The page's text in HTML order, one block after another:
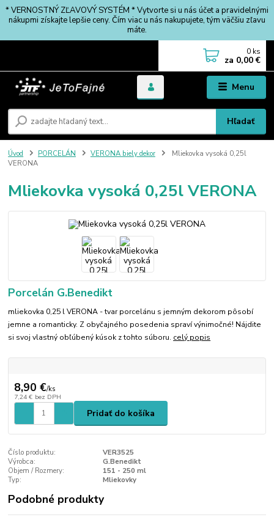
* VERNOSTNÝ ZĽAVOVÝ SYSTÉM * Vytvorte si u nás účet a pravidelnými
nákupmi získajte lepšie ceny. Čím viac u nás nakupujete, tým väčšiu zľavu
máte.
Menu
Hľadať
0 ks
za 0,00 €
Úvod PORCELÁN VERONA biely dekor
Mliekovka vysoká 0,25l
VERONA
Mliekovka vysoká 0,25l VERONA
Porcelán G.Benedikt
mliekovka 0,25 l VERONA - tvar porcelánu s jemným dekorom pôsobí
jemne a romanticky. Z obyčajného posedenia spraví výnimočné! Nájdite
si svoj vlastný obľúbený kúsok z tohto súboru. celý popis
8,90 €/ks
7,24 € bez DPH
Pridať do košíka
Číslo produktu:
VER3525
Výrobca:
G.Benedikt
Objem / Rozmery:
151 - 250 ml
Typ:
Mliekovky
Podobné produkty